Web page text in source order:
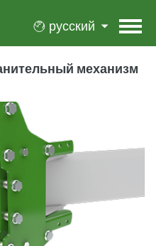
русский
механизм